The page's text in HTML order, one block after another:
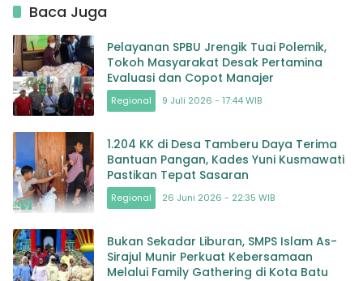
Baca Juga
Pelayanan SPBU Jrengik Tuai Polemik,
Tokoh Masyarakat Desak Pertamina
Evaluasi dan Copot Manajer
Regional 9 Juli 2026 - 17:44 WIB
1.204 KK di Desa Tamberu Daya Terima
Bantuan Pangan, Kades Yuni Kusmawati
Pastikan Tepat Sasaran
Regional 26 Juni 2026 - 22:35 WIB
Bukan Sekadar Liburan, SMPS Islam As-
Sirajul Munir Perkuat Kebersamaan
Melalui Family Gathering di Kota Batu